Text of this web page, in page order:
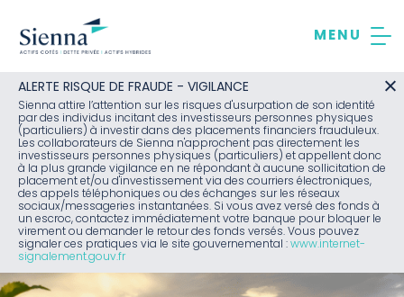
contenu
ALERTE RISQUE DE FRAUDE - VIGILANCE
Sienna attire l’attention sur les risques d'usurpation de son identité
par des individus incitant des investisseurs personnes physiques
(particuliers) à investir dans des placements financiers frauduleux.
Les collaborateurs de Sienna n'approchent pas directement les
investisseurs personnes physiques (particuliers) et appellent donc
à la plus grande vigilance en ne répondant à aucune sollicitation de
placement et/ou d'investissement via des courriers électroniques,
des appels téléphoniques ou des échanges sur les réseaux
sociaux/messageries instantanées. Si vous avez versé des fonds à
un escroc, contactez immédiatement votre banque pour bloquer le
virement ou demander le retour des fonds versés. Vous pouvez
signaler ces pratiques via le site gouvernemental : www.internet-
signalement.gouv.fr